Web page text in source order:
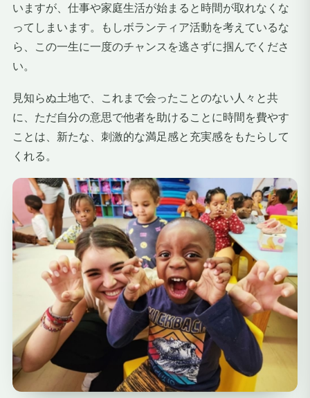
いますが、仕事や家庭生活が始まると時間が取れなくな
ってしまいます。もしボランティア活動を考えているな
ら、この一生に一度のチャンスを逃さずに掴んでくださ
い。
見知らぬ土地で、これまで会ったことのない人々と共
に、ただ自分の意思で他者を助けることに時間を費やす
ことは、新たな、刺激的な満足感と充実感をもたらして
くれる。